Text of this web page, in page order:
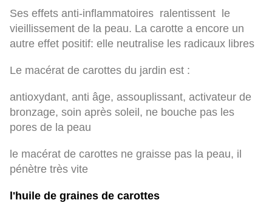
Ses effets anti-inflammatoires ralentissent le
vieillissement de la peau. La carotte a encore un
autre effet positif: elle neutralise les radicaux libres
Le macérat de carottes du jardin est :
antioxydant, anti âge, assouplissant, activateur de
bronzage, soin après soleil, ne bouche pas les
pores de la peau
le macérat de carottes ne graisse pas la peau, il
pénètre très vite
l'huile de graines de carottes